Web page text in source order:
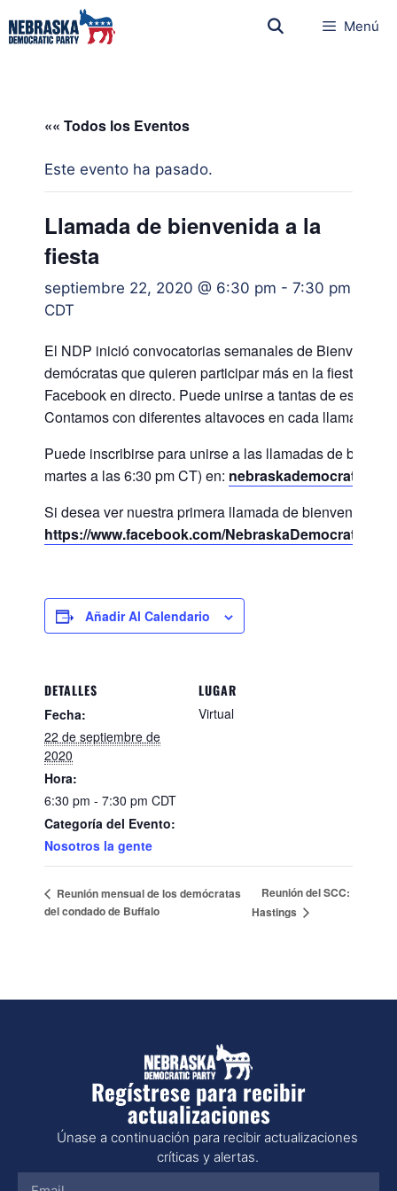
Menú
«« Todos los Eventos
Este evento ha pasado.
Llamada de bienvenida a la
fiesta
septiembre 22, 2020 @ 6:30 pm - 7:30 pm
CDT
El NDP inició convocatorias semanales de Bienvenida
demócratas que quieren participar más en la fiesta. Los
Facebook en directo. Puede unirse a tantas de estas
Contamos con diferentes altavoces en cada llamada.
Puede inscribirse para unirse a las llamadas de
martes a las 6:30 pm CT) en:
Si desea ver nuestra primera llamada de bienvenida a
https://www.facebook.com/
Añadir Al Calendario
DETALLES
Fecha:
22 de septiembre de
2020
Hora:
6:30 pm - 7:30 pm CDT
Categoría del Evento:
Nosotros la gente
LUGAR
Virtual
Reunión mensual de los demócratas
del condado de Buffalo
Reunión del SCC:
Hastings
Regístrese para recibir
actualizaciones
Únase a continuación para recibir actualizaciones
críticas y alertas.